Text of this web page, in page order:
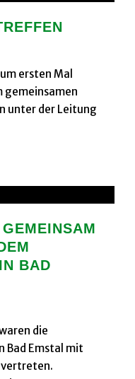
ersten Mal
gemeinsamen
unter der Leitung
BAD
die
Bad Emstal mit